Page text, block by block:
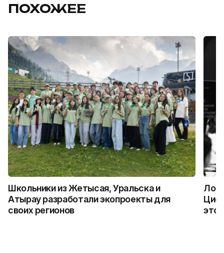
ПОХОЖЕЕ
Школьники из Жетысая, Уральска и
Атырау разработали экопроекты для
своих регионов
это